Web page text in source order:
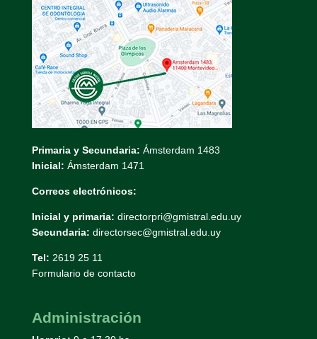
Primaria y Secundaria: Ámsterdam 1483
Inicial: Ámsterdam 1471
Correos electrónicos:
Inicial y primaria: directorpri@gmistral.edu.uy
Secundaria: directorsec@gmistral.edu.uy
Tel: 2619 25 11
Formulario de contacto
Administración